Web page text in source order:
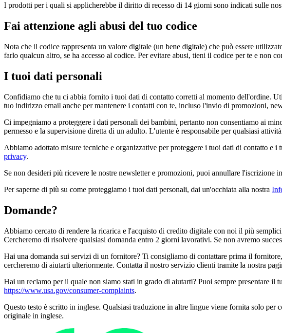
I prodotti per i quali si applicherebbe il diritto di recesso di 14 giorni sono indicati sulle
Fai attenzione agli abusi del tuo codice
Nota che il codice rappresenta un valore digitale (un bene digitale) che può essere
farlo qualcun altro, se ha accesso al codice. Per evitare abusi, tieni il codice per te e non
I tuoi dati personali
Confidiamo che tu ci abbia fornito i tuoi dati di contatto corretti al momento dell'ordine.
tuo indirizzo email anche per mantenere i contatti con te, incluso l'invio di promozioni,
Ci impegniamo a proteggere i dati personali dei bambini, pertanto non consentiamo ai
permesso e la supervisione diretta di un adulto. L'utente è responsabile per qualsiasi
Abbiamo adottato misure tecniche e organizzative per proteggere i tuoi dati di contatto e
privacy.
Se non desideri più ricevere le nostre newsletter e promozioni, puoi annullare
Per saperne di più su come proteggiamo i tuoi dati personali, dai un'occhiata alla nostra
Domande?
Abbiamo cercato di rendere la ricarica e l'acquisto di credito digitale con noi il più
Cercheremo di risolvere qualsiasi domanda entro 2 giorni lavorativi. Se non avremo
Hai una domanda sui servizi di un fornitore? Ti consigliamo di contattare prima il
cercheremo di aiutarti ulteriormente. Contatta il nostro servizio clienti tramite la nostra
Hai un reclamo per il quale non siamo stati in grado di aiutarti? Puoi sempre presentare
https://www.usa.gov/consumer-complaints.
Questo testo è scritto in inglese. Qualsiasi traduzione in altre lingue viene fornita solo
originale in inglese.